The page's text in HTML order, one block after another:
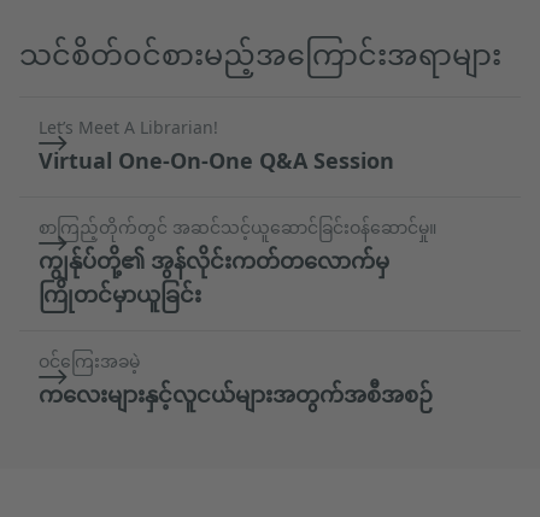
သင်စိတ်၀င်စားမည့်အကြောင်းအရာများ
Let’s Meet A Librarian!
Virtual One-On-One Q&A Session
စာကြည့်တိုက်တွင် အဆင်သင့်ယူဆောင်ခြင်းဝန်ဆောင်မှု။
ကျွန်ုပ်တို့၏ အွန်လိုင်းကတ်တလောက်မှ
ကြိုတင်မှာယူခြင်း
ဝင်ကြေးအခမဲ့
ကလေးများနှင့်လူငယ်များအတွက်အစီအစဉ်